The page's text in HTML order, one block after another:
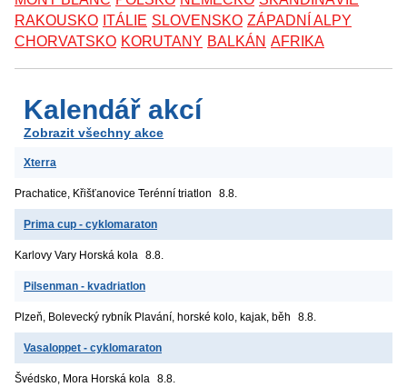
RAKOUSKO ITÁLIE SLOVENSKO ZÁPADNÍ ALPY
CHORVATSKO KORUTANY BALKÁN AFRIKA
Kalendář akcí
Zobrazit všechny akce
Xterra
Prachatice, Křišťanovice Terénní triatlon 8.8.
Prima cup - cyklomaraton
Karlovy Vary Horská kola 8.8.
Pilsenman - kvadriatlon
Plzeň, Bolevecký rybník Plavání, horské kolo, kajak, běh 8.8.
Vasaloppet - cyklomaraton
Švédsko, Mora Horská kola 8.8.